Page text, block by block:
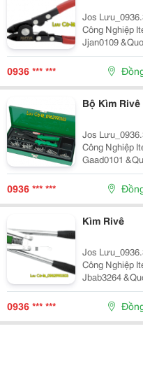
Jos
Công Nghiệp Item No. Mô Tả Giá Vnđ Liên Hệ Ngay
Jjan0109 &Quot;Kìm Kẹp Toptul Jjan0109 L=9-
1/
0936 *** ***
Bộ Kìm Rivê
Jos
Công Nghiệp Item No. Mô Tả Giá Vnđ Liên Hệ Ngay
Gaad0101 &Quot;Dụng Cụ Bắn Đinh Rive Toptul
Gaad0101
0936 *** ***
Kìm Rivê
Jos
Công Nghiệp Item No. Mô Tả Giá Vnđ Liên Hệ Ngay
Jbab3264 &Quot;Dụng Cụ Bắn Rive Lớn Toptul
Jbab3264
Coating/Laser/
3.2Mm(1/
0936 *** ***